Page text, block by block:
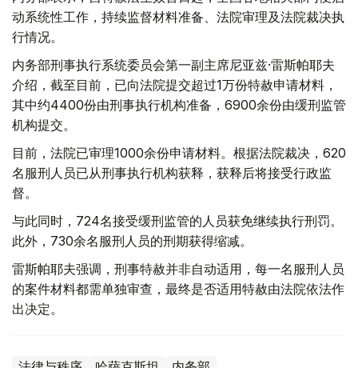
动系统性工作，持续监督材料准备、法院审理及法院裁决执
行情况。
内务部刑事执行系统委员会第一副主席尼亚兹·雷斯帕耶夫
介绍，截至目前，已向法院提交超过1万份特赦申请材料，
其中约4400份由刑事执行机构准备，6900余份由缓刑监管
机构提交。
目前，法院已审理1000余份申请材料。根据法院裁决，620
名服刑人员已从刑事执行机构获释，获释后将接受行政监
督。
与此同时，724名接受缓刑监管的人员获免继续执行刑罚。
此外，730余名服刑人员的刑期获得缩减。
雷斯帕耶夫强调，刑事特赦并非自动适用，每一名服刑人员
的案件材料都需单独审查，最终是否适用特赦由法院依法作
出决定。